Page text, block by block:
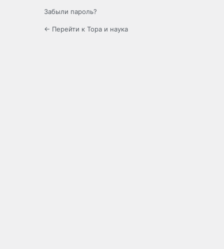
Забыли пароль?
← Перейти к Тора и наука